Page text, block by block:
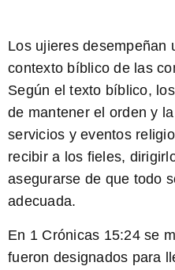
Los ujieres desempeñan
contexto bíblico de las
Según el texto bíblico,
de mantener el orden y
servicios y eventos
recibir a los fieles,
asegurarse de que todo
adecuada.
En 1 Crónicas 15:24se
fueron designados para